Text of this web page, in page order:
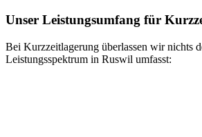
Unser Leistungsumfang für
Bei Kurzzeitlagerung überlassen wir nichts
Leistungsspektrum in Ruswil umfasst: